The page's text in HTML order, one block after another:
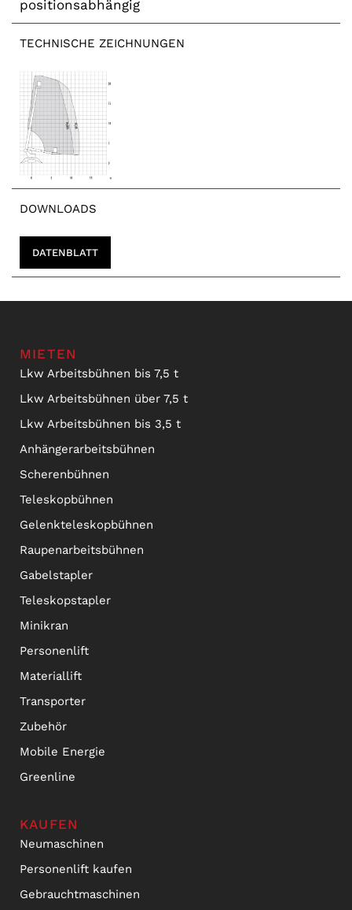
positionsabhängig
TECHNISCHE ZEICHNUNGEN
DOWNLOADS
DATENBLATT
MIETEN
Lkw Arbeitsbühnen bis 7,5 t
Lkw Arbeitsbühnen über 7,5 t
Lkw Arbeitsbühnen bis 3,5 t
Anhängerarbeitsbühnen
Scherenbühnen
Teleskopbühnen
Gelenkteleskopbühnen
Raupenarbeitsbühnen
Gabelstapler
Teleskopstapler
Minikran
Personenlift
Materiallift
Transporter
Zubehör
Mobile Energie
Greenline
KAUFEN
Neumaschinen
Personenlift kaufen
Gebrauchtmaschinen